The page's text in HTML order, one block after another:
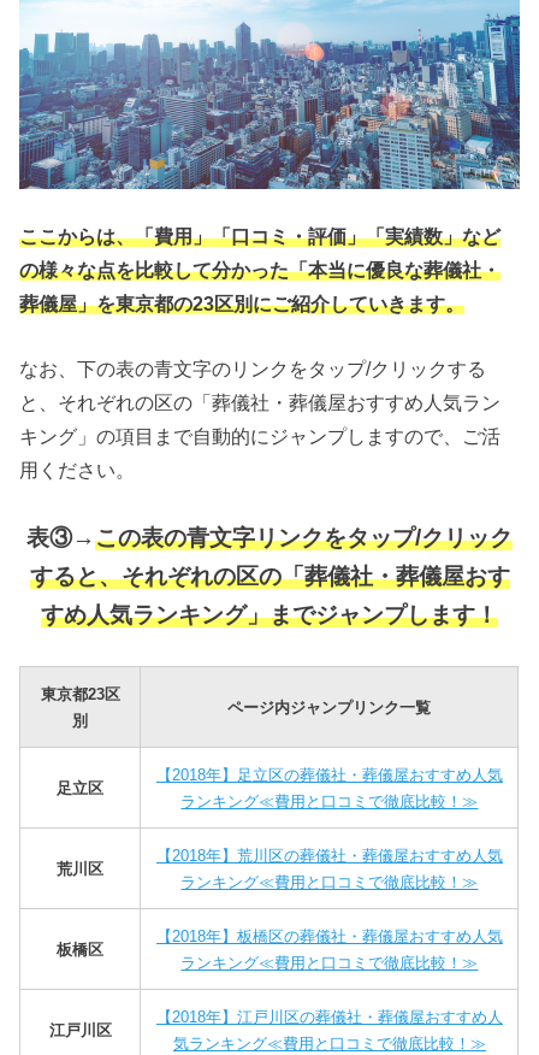
ここからは、「費用」「口コミ・評価」「実績数」など
の様々な点を比較して分かった「本当に優良な葬儀社・
葬儀屋」を東京都の23区別にご紹介していきます。
なお、下の表の青文字のリンクをタップ/クリックする
と、それぞれの区の「葬儀社・葬儀屋おすすめ人気ラン
キング」の項目まで自動的にジャンプしますので、ご活
用ください。
表③→この表の青文字リンクをタップ/クリック
すると、それぞれの区の「葬儀社・葬儀屋おす
すめ人気ランキング」までジャンプします！
東京都23区
別
ページ内ジャンプリンク一覧
足立区
【2018年】足立区の葬儀社・葬儀屋おすすめ人気
ランキング≪費用と口コミで徹底比較！≫
荒川区
【2018年】荒川区の葬儀社・葬儀屋おすすめ人気
ランキング≪費用と口コミで徹底比較！≫
板橋区
【2018年】板橋区の葬儀社・葬儀屋おすすめ人気
ランキング≪費用と口コミで徹底比較！≫
江戸川区
【2018年】江戸川区の葬儀社・葬儀屋おすすめ人
気ランキング≪費用と口コミで徹底比較！≫